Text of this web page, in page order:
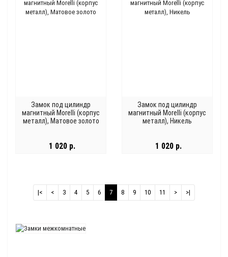
Замок под цилиндр
магнитный Morelli (корпус
металл), Матовое золото
1 020 р.
Замок под цилиндр
магнитный Morelli (корпус
металл), Никель
1 020 р.
|< < 3 4 5 6 7 8 9 10 11 > >|